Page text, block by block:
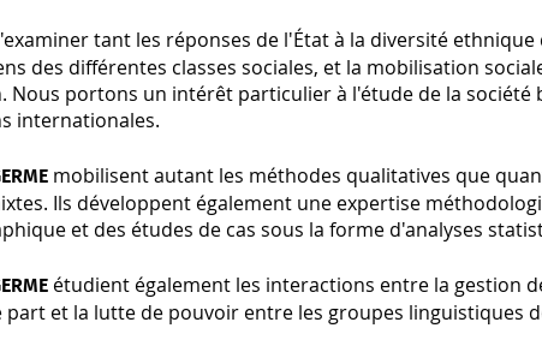
tant les réponses de l'État à la diversité ethnique
des différentes classes sociales, et la mobilisation
Nous portons un intérêt particulier à l'étude de la société
internationales.
mobilisent autant les méthodes qualitatives que
Ils développent également une expertise
et des études de cas sous la forme d'analyses
étudient également les interactions entre la gestion
et la lutte de pouvoir entre les groupes linguistiques